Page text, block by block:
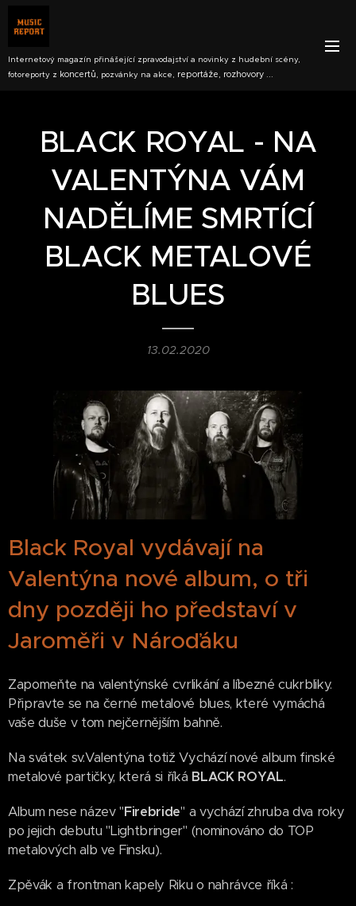
Internetový magazín přinášející zpravodajství a novinky z hudební scény,
fotoreporty z koncertů, pozvánky na akce, reportáže, rozhovory ...
BLACK ROYAL - NA
VALENTÝNA VÁM
NADĚLÍME SMRTÍCÍ
BLACK METALOVÉ
BLUES
13.02.2020
Black Royal vydávají na
Valentýna nové album, o tři
dny později ho představí v
Jaroměři v Nároďáku
Zapomeňte na valentýnské cvrlikání a líbezné cukrbliky.
Připravte se na černé metalové blues, které vymáchá
vaše duše v tom nejčernějším bahně.
Na svátek sv.Valentýna totiž Vychází nové album finské
metalové partičky, která si říká BLACK ROYAL.
Album nese název "Firebride" a vychází zhruba dva roky
po jejich debutu "Lightbringer" (nominováno do TOP
metalových alb ve Finsku).
Zpěvák a frontman kapely Riku o nahrávce říká :